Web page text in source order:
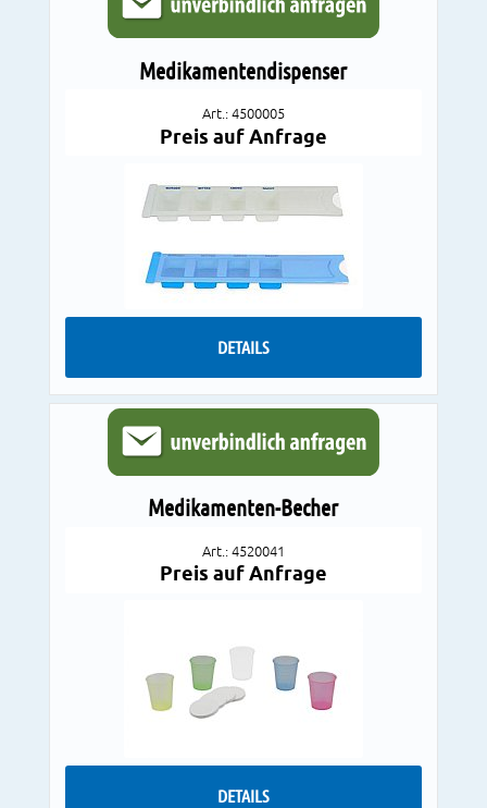
Medikamentendispenser
Art.: 4500005
Preis auf Anfrage
DETAILS
Medikamenten-Becher
Art.: 4520041
Preis auf Anfrage
DETAILS